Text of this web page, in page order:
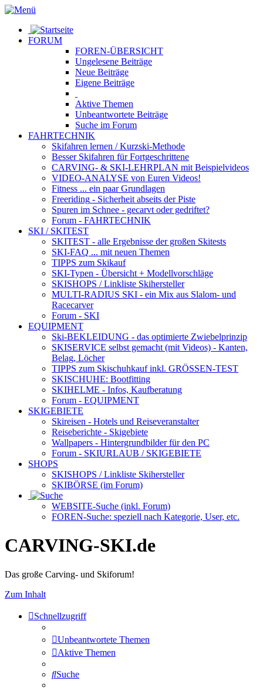
FORUM
FOREN-ÜBERSICHT
Ungelesene Beiträge
Neue Beiträge
Eigene Beiträge
Aktive Themen
Unbeantwortete Beiträge
Suche im Forum
FAHRTECHNIK
Skifahren lernen / Kurzski-Methode
Besser Skifahren für Fortgeschrittene
CARVING- & SKI-LEHRPLAN mit Beispielvideos
VIDEO-ANALYSE von Euren Videos!
Fitness ... ein paar Grundlagen
Freeriding - Sicherheit abseits der Piste
Spuren im Schnee - gecarvt oder gedriftet?
Forum - FAHRTECHNIK
SKI / SKITEST
SKITEST - alle Ergebnisse der großen Skitests
SKI-FAQ ... mit neuen Themen
TIPPS zum Skikauf
SKI-Typen - Übersicht + Modellvorschläge
SKISHOPS / Linkliste Skihersteller
MULTI-RADIUS SKI - ein Mix aus Slalom- und
Racecarver
Forum - SKI
EQUIPMENT
Ski-BEKLEIDUNG - das optimierte Zwiebelprinzip
SKISERVICE selbst gemacht (mit Videos) - Kanten,
Belag, Löcher
TIPPS zum Skischuhkaufinkl. GRÖSSEN-TEST
SKISCHUHE: Bootfitting
SKIHELME - Infos, Kaufberatung
Forum - EQUIPMENT
SKIGEBIETE
Skireisen - Hotels und Reiseveranstalter
Reiseberichte - Skigebiete
Wallpapers - Hintergrundbilder für den PC
Forum - SKIURLAUB / SKIGEBIETE
SHOPS
SKISHOPS / Linkliste Skihersteller
SKIBÖRSE (im Forum)
WEBSITE-Suche (inkl. Forum)
FOREN-Suche: speziell nach Kategorie, User, etc.
CARVING-SKI.de
Das große Carving- und Skiforum!
Zum Inhalt
Schnellzugriff
Unbeantwortete Themen
Aktive Themen
Suche